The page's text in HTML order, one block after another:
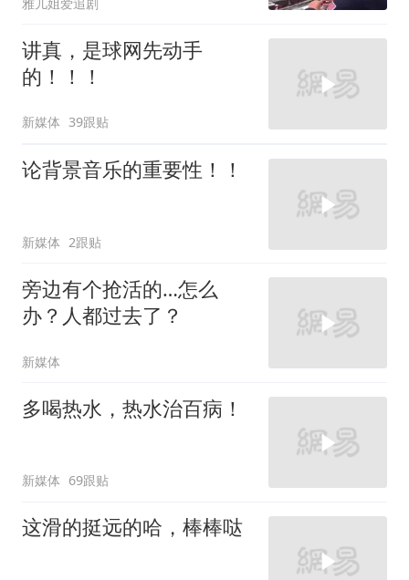
讲真，是球网先动手
的！！！
新媒体 39跟贴
论背景音乐的重要性！！
新媒体 2跟贴
旁边有个抢活的…怎么
办？人都过去了？
新媒体
多喝热水，热水治百病！
新媒体 69跟贴
这滑的挺远的哈，棒棒哒